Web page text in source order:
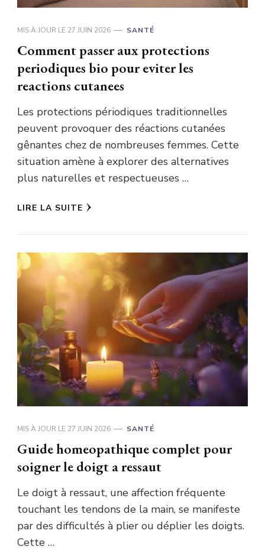
MIS À JOUR LE 27 JUIN 2026 SANTÉ
Comment passer aux protections
periodiques bio pour eviter les
reactions cutanees
Les protections périodiques traditionnelles
peuvent provoquer des réactions cutanées
gênantes chez de nombreuses femmes. Cette
situation amène à explorer des alternatives
plus naturelles et respectueuses …
LIRE LA SUITE
MIS À JOUR LE 27 JUIN 2026 SANTÉ
Guide homeopathique complet pour
soigner le doigt a ressaut
Le doigt à ressaut, une affection fréquente
touchant les tendons de la main, se manifeste
par des difficultés à plier ou déplier les doigts.
Cette …